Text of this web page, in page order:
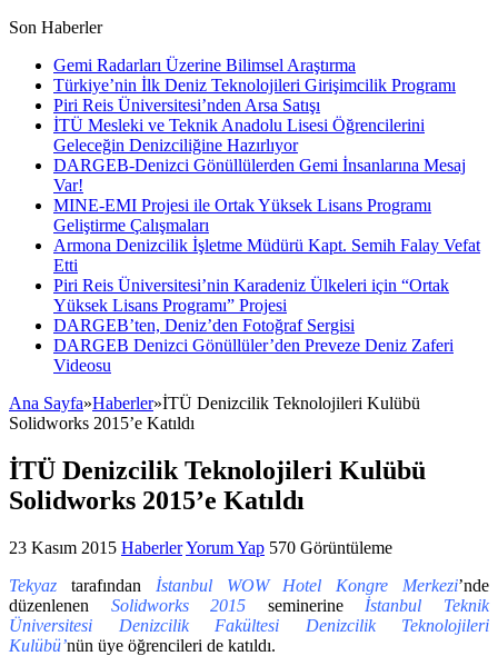
Son Haberler
Gemi Radarları Üzerine Bilimsel Araştırma
Türkiye’nin İlk Deniz Teknolojileri Girişimcilik Programı
Piri Reis Üniversitesi’nden Arsa Satışı
İTÜ Mesleki ve Teknik Anadolu Lisesi Öğrencilerini
Geleceğin Denizciliğine Hazırlıyor
DARGEB-Denizci Gönüllülerden Gemi İnsanlarına Mesaj
Var!
MINE-EMI Projesi ile Ortak Yüksek Lisans Programı
Geliştirme Çalışmaları
Armona Denizcilik İşletme Müdürü Kapt. Semih Falay Vefat
Etti
Piri Reis Üniversitesi’nin Karadeniz Ülkeleri için “Ortak
Yüksek Lisans Programı” Projesi
DARGEB’ten, Deniz’den Fotoğraf Sergisi
DARGEB Denizci Gönüllüler’den Preveze Deniz Zaferi
Videosu
Ana Sayfa»Haberler»İTÜ Denizcilik Teknolojileri Kulübü
Solidworks 2015’e Katıldı
İTÜ Denizcilik Teknolojileri Kulübü
Solidworks 2015’e Katıldı
23 Kasım 2015 HaberlerYorum Yap 570 Görüntüleme
Tekyaz tarafından İstanbul WOW Hotel Kongre Merkezi’nde
düzenlenen Solidworks 2015 seminerine İstanbul Teknik
Üniversitesi Denizcilik Fakültesi Denizcilik Teknolojileri
Kulübü’nün üye öğrencileri de katıldı.